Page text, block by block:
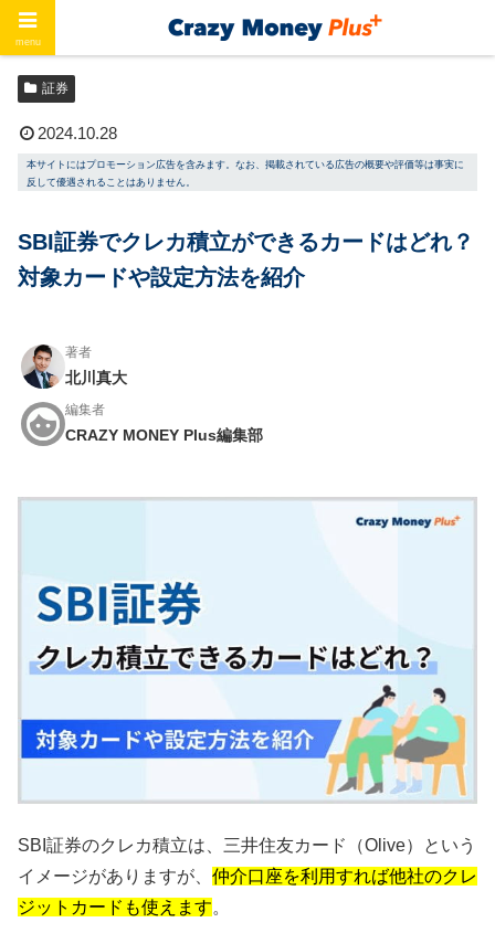
証券
2024.10.28
本サイトにはプロモーション広告を含みます。なお、掲載されている広告の概要や評価等は事実に
反して優遇されることはありません。
SBI証券でクレカ積立ができるカードはどれ？
対象カードや設定方法を紹介
著者
北川真大
編集者
CRAZY MONEY Plus編集部
SBI証券のクレカ積立は、三井住友カード（Olive）という
イメージがありますが、 仲介口座を利用すれば他社のクレ
ジットカードも使えます。
menu